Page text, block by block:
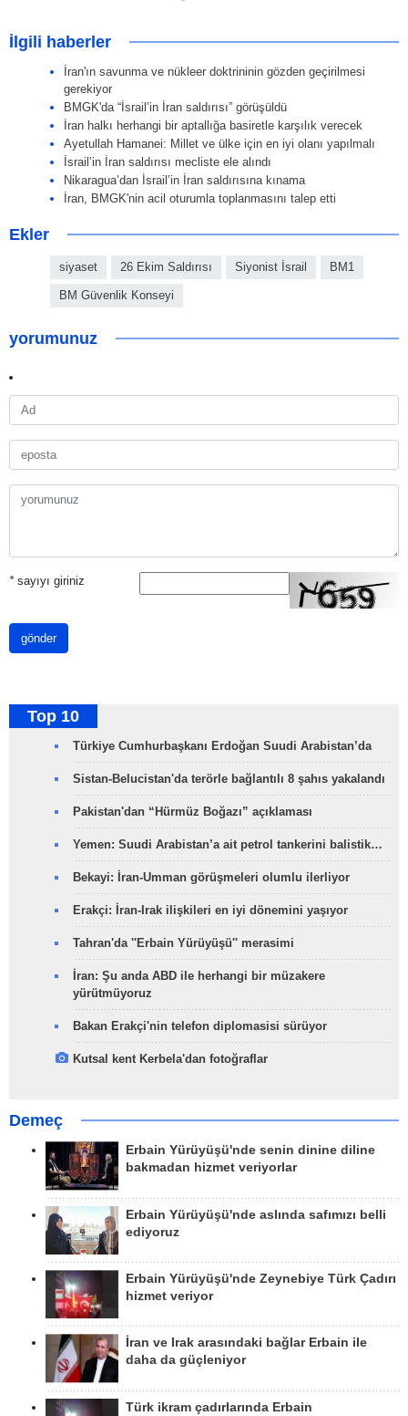
İlgili haberler
İran'ın savunma ve nükleer doktrininin gözden geçirilmesi
gerekiyor
BMGK'da “İsrail’in İran saldırısı” görüşüldü
İran halkı herhangi bir aptallığa basiretle karşılık verecek
Ayetullah Hamanei: Millet ve ülke için en iyi olanı yapılmalı
İsrail’in İran saldırısı mecliste ele alındı
Nikaragua’dan İsrail’in İran saldırısına kınama
İran, BMGK'nin acil oturumla toplanmasını talep etti
Ekler
siyaset 26 Ekim Saldırısı Siyonist İsrail BM1
BM Güvenlik Konseyi
yorumunuz
*sayıyı giriniz
gönder
Top 10
Türkiye Cumhurbaşkanı Erdoğan Suudi Arabistan’da
Sistan-Belucistan'da terörle bağlantılı 8 şahıs yakalandı
Pakistan'dan “Hürmüz Boğazı” açıklaması
Yemen: Suudi Arabistan’a ait petrol tankerini balistik…
Bekayi: İran-Umman görüşmeleri olumlu ilerliyor
Erakçi: İran-Irak ilişkileri en iyi dönemini yaşıyor
Tahran'da ''Erbain Yürüyüşü'' merasimi
İran: Şu anda ABD ile herhangi bir müzakere
yürütmüyoruz
Bakan Erakçi'nin telefon diplomasisi sürüyor
Kutsal kent Kerbela'dan fotoğraflar
Demeç
Erbain Yürüyüşü'nde senin dinine diline
bakmadan hizmet veriyorlar
Erbain Yürüyüşü'nde aslında safımızı belli
ediyoruz
Erbain Yürüyüşü'nde Zeynebiye Türk Çadırı
hizmet veriyor
İran ve Irak arasındaki bağlar Erbain ile
daha da güçleniyor
Türk ikram çadırlarında Erbain